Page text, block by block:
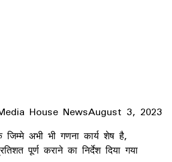
House NewsAugust 3, 2023